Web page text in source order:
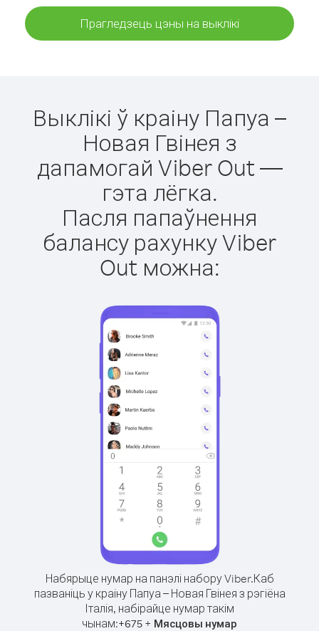
Прагледзець цэны на выклікі
Выклікі ў краіну Папуа –
Новая Гвінея з
дапамогай Viber Out —
гэта лёгка.
Пасля папаўнення
балансу рахунку Viber
Out можна:
Набярыце нумар на панэлі набору Viber.Каб
пазваніць у краіну Папуа – Новая Гвінея з рэгіёна
Італія, набірайце нумар такім
чынам:+675 + Мясцовы нумар